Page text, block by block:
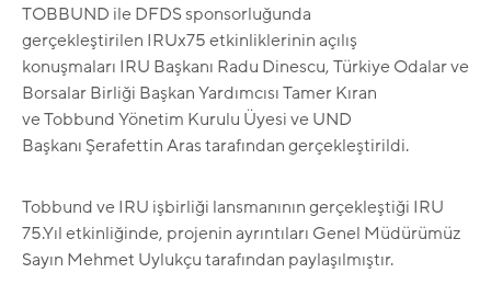
TOBBUND ile DFDS sponsorluğunda
gerçekleştirilen IRUx75 etkinliklerinin açılış
konuşmaları IRU Başkanı Radu Dinescu, Türkiye Odalar ve
Borsalar Birliği Başkan Yardımcısı Tamer Kıran
ve Tobbund Yönetim Kurulu Üyesi ve UND
Başkanı Şerafettin Aras tarafından gerçekleştirildi.
Tobbund ve IRU işbirliği lansmanının gerçekleştiği IRU
75.Yıl etkinliğinde, projenin ayrıntıları Genel Müdürümüz
Sayın Mehmet Uylukçu tarafından paylaşılmıştır.